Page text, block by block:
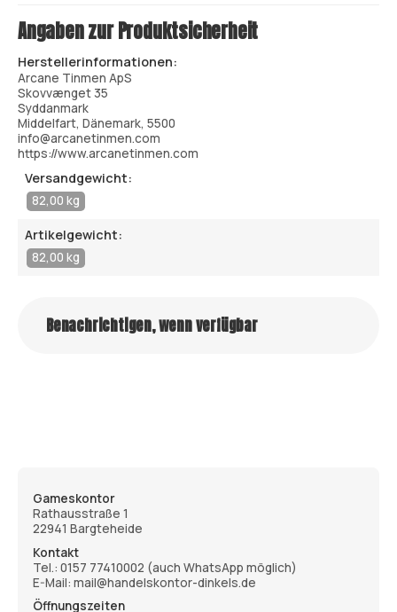
Angaben zur Produktsicherheit
Herstellerinformationen:
Arcane Tinmen ApS
Skovvænget 35
Syddanmark
Middelfart, Dänemark, 5500
info@arcanetinmen.com
https://www.arcanetinmen.com
Versandgewicht:
82,00 kg
Artikelgewicht:
82,00 kg
Benachrichtigen, wenn verfügbar
Gameskontor
Rathausstraße 1
22941 Bargteheide
Kontakt
Tel.: 0157 77410002 (auch WhatsApp möglich)
E-Mail: mail@handelskontor-dinkels.de
Öffnungszeiten